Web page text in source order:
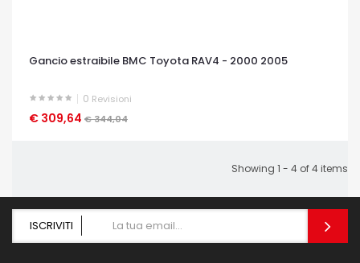
Gancio estraibile BMC Toyota RAV4 - 2000 2005
0 Revisioni
€ 309,64 € 344,04
OCCHIATA VELOCE
Showing 1 - 4 of 4 items
ISCRIVITI